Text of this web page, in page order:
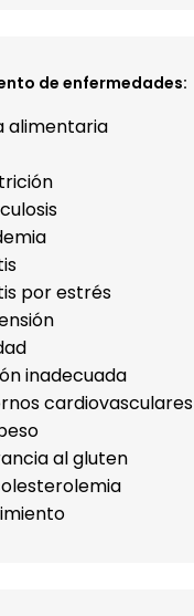
de enfermedades:
alimentaria
por estrés
inadecuada
cardiovasculares
al gluten